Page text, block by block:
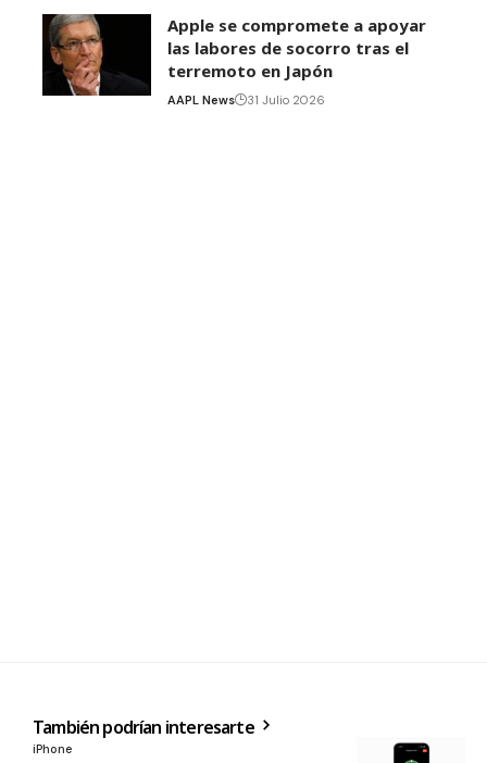
Apple se compromete a apoyar
las labores de socorro tras el
terremoto en Japón
AAPL News 31 Julio 2026
También podrían interesarte
iPhone